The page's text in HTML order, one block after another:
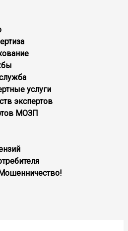
услуги
экспертов
МОЗП